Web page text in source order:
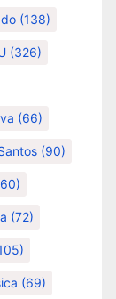
(138)
(326)
(66)
(90)
(72)
(69)